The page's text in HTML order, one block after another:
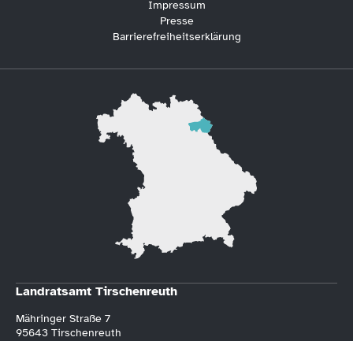
Impressum
Presse
Barrierefreiheitserklärung
Landratsamt Tirschenreuth
Mähringer Straße 7
95643 Tirschenreuth